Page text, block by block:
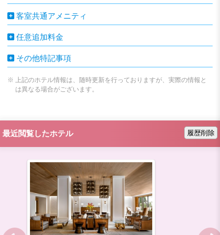
客室共通アメニティ
任意追加料金
その他特記事項
上記のホテル情報は、随時更新を行っておりますが、実際の情報と
は異なる場合がございます。
最近閲覧したホテル 履歴削除